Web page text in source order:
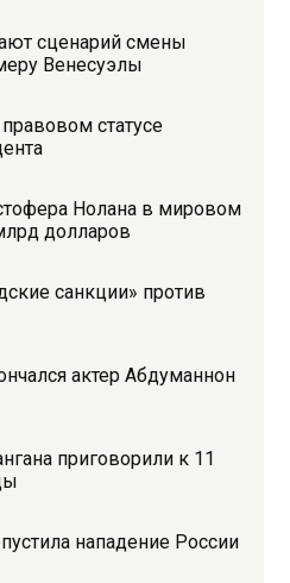
сценарий смены
Венесуэлы
статусе
Нолана в мировом
долларов
санкции» против
актер Абдуманнон
приговорили к 11
нападение России